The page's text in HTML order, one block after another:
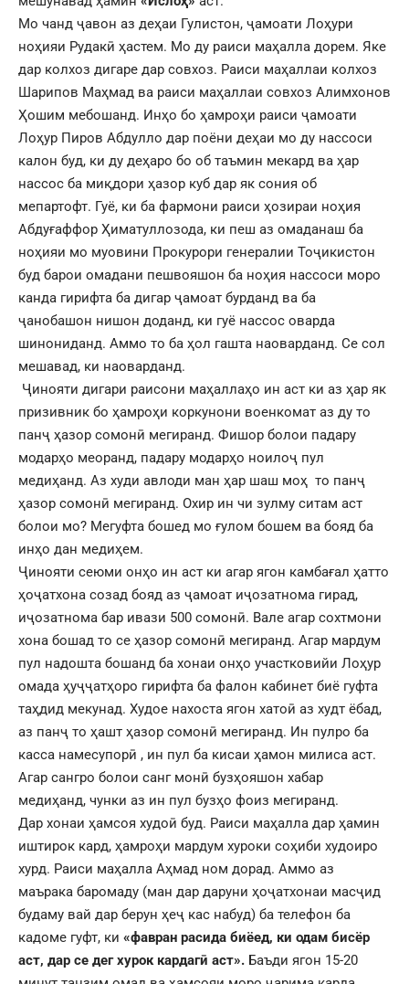
Мо чанд ҷавон аз деҳаи Гулистон, ҷамоати Лоҳури
ноҳияи Рудакӣ ҳастем. Мо ду раиси маҳалла дорем. Яке
дар колхоз дигаре дар совхоз. Раиси маҳаллаи колхоз
Шарипов Маҳмад ва раиси маҳаллаи совхоз Алимхонов
Ҳошим мебошанд. Инҳо бо ҳамроҳи раиси ҷамоати
Лоҳур Пиров Абдулло дар поёни деҳаи мо ду нассоси
калон буд, ки ду деҳаро бо об таъмин мекард ва ҳар
нассос ба миқдори ҳазор куб дар як сония об
мепартофт. Гуё, ки ба фармони раиси ҳозираи ноҳия
Абдуғаффор Ҳиматуллозода, ки пеш аз омаданаш ба
ноҳияи мо муовини Прокурори генералии Тоҷикистон
буд барои омадани пешвояшон ба ноҳия нассоси моро
канда гирифта ба дигар ҷамоат бурданд ва ба
ҷанобашон нишон доданд, ки гуё нассос оварда
шинониданд. Аммо то ба ҳол гашта наоварданд. Се сол
мешавад, ки наоварданд.
Ҷинояти дигари раисони маҳаллаҳо ин аст ки аз ҳар як
призивник бо ҳамроҳи коркунони военкомат аз ду то
панҷ ҳазор сомонӣ мегиранд. Фишор болои падару
модарҳо меоранд, падару модарҳо ноилоҷ пул
медиҳанд. Аз худи авлоди ман ҳар шаш моҳ то панҷ
ҳазор сомонӣ мегиранд. Охир ин чи зулму ситам аст
болои мо? Мегуфта бошед мо ғулом бошем ва бояд ба
инҳо дан медиҳем.
Ҷинояти сеюми онҳо ин аст ки агар ягон камбағал ҳатто
ҳоҷатхона созад бояд аз ҷамоат иҷозатнома гирад,
иҷозатнома бар ивази 500 сомонӣ. Вале агар сохтмони
хона бошад то се ҳазор сомонӣ мегиранд. Агар мардум
пул надошта бошанд ба хонаи онҳо участковийи Лоҳур
омада ҳуҷҷатҳоро гирифта ба фалон кабинет биё гуфта
таҳдид мекунад. Худое нахоста ягон хатоӣ аз худт ёбад,
аз панҷ то ҳашт ҳазор сомонӣ мегиранд. Ин пулро ба
касса намесупорӣ , ин пул ба кисаи ҳамон милиса аст.
Агар сангро болои санг монӣ бузҳояшон хабар
медиҳанд, чунки аз ин пул бузҳо фоиз мегиранд.
Дар хонаи ҳамсоя худоӣ буд. Раиси маҳалла дар ҳамин
иштирок кард, ҳамроҳи мардум хуроки соҳиби худоиро
хурд. Раиси маҳалла Аҳмад ном дорад. Аммо аз
маърака баромаду (ман дар даруни ҳоҷатхонаи масҷид
будаму вай дар берун ҳеҷ кас набуд) ба телефон ба
кадоме гуфт, ки «фавран расида биёед, ки одам бисёр
аст, дар се дег хурок кардагӣ аст». Баъди ягон 15-20